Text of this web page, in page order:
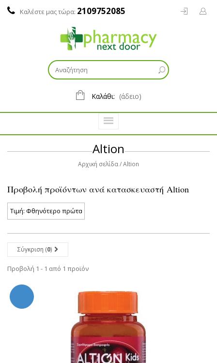
Καλέστε μας τώρα: 2109752085
Καλάθι: (άδειο)
Altion
Αρχική σελίδα Altion
Προβολή προϊόντων ανά κατασκευαστή Altion
Σύγκριση (0)
Προβολή 1 - 1 από 1 προϊόν